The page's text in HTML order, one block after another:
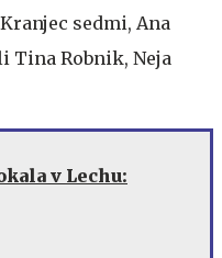
sedmi, Ana
Tina Robnik, Neja
v Lechu: